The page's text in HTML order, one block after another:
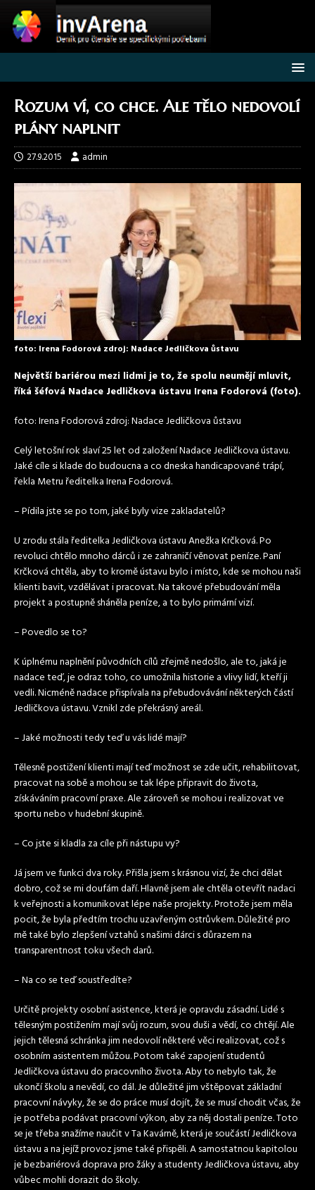
Rozum ví, co chce. Ale tělo nedovolí
plány naplnit
27.9.2015 admin
foto: Irena Fodorová zdroj: Nadace Jedličkova ůstavu
Největší bariérou mezi lidmi je to, že spolu neumějí mluvit,
říká šéfová Nadace Jedličkova ústavu Irena Fodorová (foto).
foto: Irena Fodorová zdroj: Nadace Jedličkova ůstavu
Celý letošní rok slaví 25 let od založení Nadace Jedličkova ústavu.
Jaké cíle si klade do budoucna a co dneska handicapované trápí,
řekla Metru ředitelka Irena Fodorová.
– Pídila jste se po tom, jaké byly vize zakladatelů?
U zrodu stála ředitelka Jedličkova ústavu Anežka Krčková. Po
revoluci chtělo mnoho dárců i ze zahraničí věnovat peníze. Paní
Krčková chtěla, aby to kromě ústavu bylo i místo, kde se mohou naši
klienti bavit, vzdělávat i pracovat. Na takové přebudování měla
projekt a postupně sháněla peníze, a to bylo primární vizí.
– Povedlo se to?
K úplnému naplnění původních cílů zřejmě nedošlo, ale to, jaká je
nadace teď, je odraz toho, co umožnila historie a vlivy lidí, kteří ji
vedli. Nicméně nadace přispívala na přebudovávání některých částí
Jedličkova ústavu. Vznikl zde překrásný areál.
– Jaké možnosti tedy teď u vás lidé mají?
Tělesně postižení klienti mají teď možnost se zde učit, rehabilitovat,
pracovat na sobě a mohou se tak lépe připravit do života,
získáváním pracovní praxe. Ale zároveň se mohou i realizovat ve
sportu nebo v hudební skupině.
– Co jste si kladla za cíle při nástupu vy?
Já jsem ve funkci dva roky. Přišla jsem s krásnou vizí, že chci dělat
dobro, což se mi doufám daří. Hlavně jsem ale chtěla otevřít nadaci
k veřejnosti a komunikovat lépe naše projekty. Protože jsem měla
pocit, že byla předtím trochu uzavřeným ostrůvkem. Důležité pro
mě také bylo zlepšení vztahů s našimi dárci s důrazem na
transparentnost toku všech darů.
– Na co se teď soustředíte?
Určitě projekty osobní asistence, která je opravdu zásadní. Lidé s
tělesným postižením mají svůj rozum, svou duši a vědí, co chtějí. Ale
jejich tělesná schránka jim nedovolí některé věci realizovat, což s
osobním asistentem můžou. Potom také zapojení studentů
Jedličkova ústavu do pracovního života. Aby to nebylo tak, že
ukončí školu a nevědí, co dál. Je důležité jim vštěpovat základní
pracovní návyky, že se do práce musí dojít, že se musí chodit včas, že
je potřeba podávat pracovní výkon, aby za něj dostali peníze. Toto
se je třeba snažíme naučit v Ta Kavárně, která je součástí Jedličkova
ústavu a na jejíž provoz jsme také přispěli. A samostatnou kapitolou
je bezbariérová doprava pro žáky a studenty Jedličkova ústavu, aby
vůbec mohli dorazit do školy.